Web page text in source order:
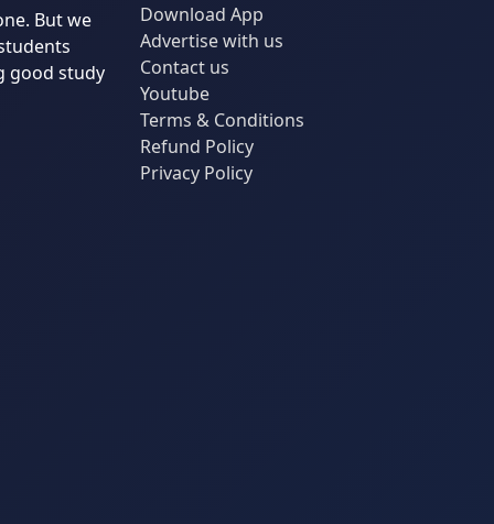
But we
good study
Download App
Advertise with us
Contact us
Youtube
Terms & Conditions
Refund Policy
Privacy Policy